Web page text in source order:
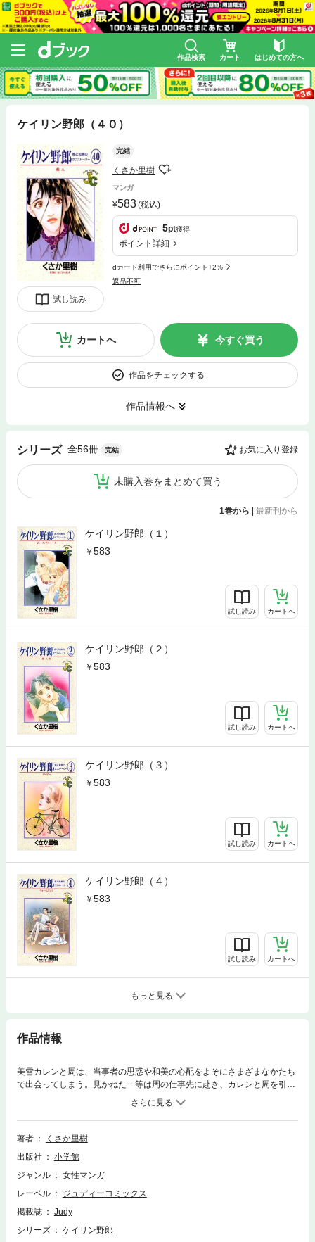
作品検索 カート はじめての方へ
ケイリン野郎（４０）
試し読み
完結
くさか里樹
マンガ
583(税込)
5pt獲得
ポイント詳細
dカード利用でさらにポイント+2%
返品不可
カートへ 今すぐ買う
作品をチェックする
作品情報へ
シリーズ 全56冊 完結 お気に入り登録
未購入巻をまとめて買う
1巻から | 最新刊から
ケイリン野郎（１）
583
試し読み カートへ
ケイリン野郎（２）
583
試し読み カートへ
ケイリン野郎（３）
583
試し読み カートへ
ケイリン野郎（４）
583
試し読み カートへ
もっと見る
作品情報
美雪カレンと周は、当事者の思惑や和美の心配をよそにさまざまなかたち
で出会ってしまう。見かねた一等は周の仕事先に赴き、カレンと周を引き
離そうとする。しかし、一等が見たものはタクシーに乗り込む周とカレン
著者
くさか里樹
出版社
小学館
ジャンル
女性マンガ
レーベル
ジュディーコミックス
掲載誌
Judy
シリーズ
ケイリン野郎